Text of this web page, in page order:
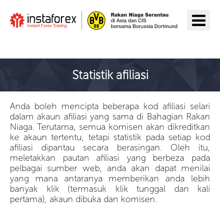
Statistik afiliasi
Anda boleh mencipta beberapa kod afiliasi selari
dalam akaun afiliasi yang sama di Bahagian Rakan
Niaga. Terutama, semua komisen akan dikreditkan
ke akaun tertentu, tetapi statistik pada setiap kod
afiliasi dipantau secara berasingan. Oleh itu,
meletakkan pautan afiliasi yang berbeza pada
pelbagai sumber web, anda akan dapat menilai
yang mana antaranya memberikan anda lebih
banyak klik (termasuk klik tunggal dan kali
pertama), akaun dibuka dan komisen.